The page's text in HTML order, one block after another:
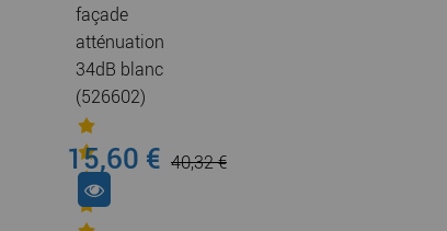
façade
atténuation
34dB blanc
(526602)
15,60 € 40,32 €